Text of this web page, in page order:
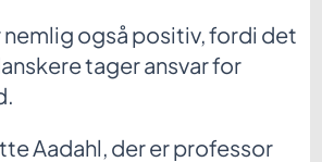
nemlig også positiv, fordi det
tager ansvar for
Aadahl, der er professor